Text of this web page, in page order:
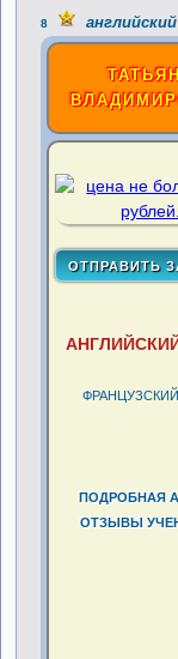
8
ПОДРОБНАЯ
ОТЗЫВЫ